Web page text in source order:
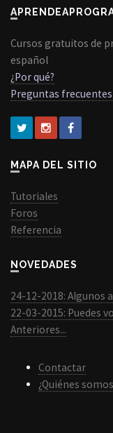
Cursos gratuitos de
español
¿Por qué?
Preguntas frecuentes
MAPA DEL SITIO
Tutoriales
Foros
Referencia
NOVEDADES
24-12-2018: Algunos
22-03-2015: Puedes
Anteriores...
Contactar
¿Quiénes